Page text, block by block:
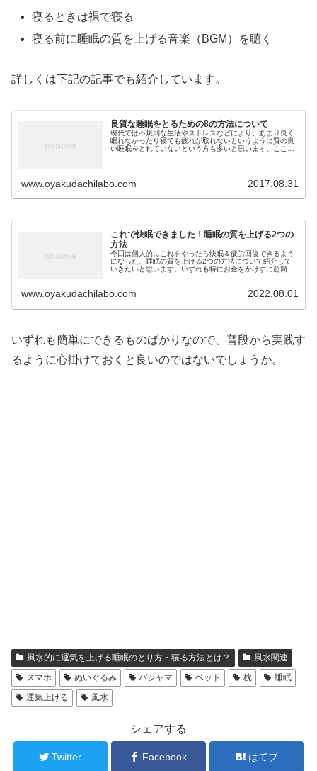
寝るときは裸で寝る
寝る前に睡眠の質を上げる音楽（BGM）を聴く
詳しくは下記の記事でも紹介しています。
良質な睡眠をとるための8の方法について
現代では不規則な生活やストレスなどにより、あまり良く
眠れなかったり寝ても疲れが取れないというように質の良
い睡眠をとれていないという方も多いと思います。ここで
www.oyakudachilabo.com 2017.08.31
これで快眠できました！睡眠の質を上げる2つの
方法
今回は個人的にこれをやったら快眠＆疲労回復できるよう
になった、睡眠の質を上げる2つの方法について紹介して
いきたいと思います。いずれも特にお金をかけずに超簡単
www.oyakudachilabo.com 2022.08.01
いずれも簡単にできるものばかりなので、普段から実践す
るように心掛けておくと良いのではないでしょうか。
風水的に運気を上げる睡眠のとり方・寝る方法とは？
風水関連
スマホ
ぬいぐるみ パジャマ ベッド 枕
睡眠
運気上げる
風水
シェアする
Twitter Facebook はてブ